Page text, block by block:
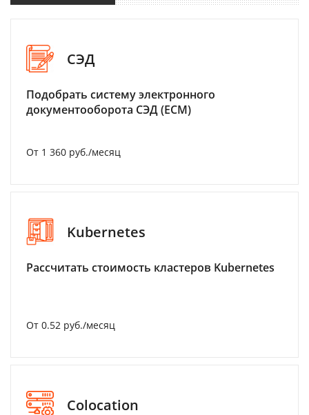
СЭД
Подобрать систему электронного
документооборота СЭД (ECM)
От 1 360 руб./месяц
Kubernetes
Рассчитать стоимость кластеров Kubernetes
От 0.52 руб./месяц
Colocation